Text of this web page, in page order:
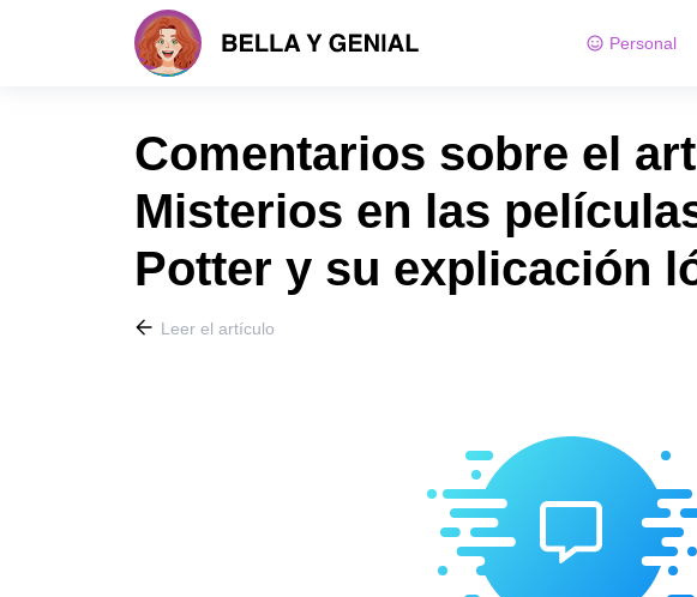
Personal
Comentarios sobre el
Misterios en las
Potter y su explicación
Leer el artículo